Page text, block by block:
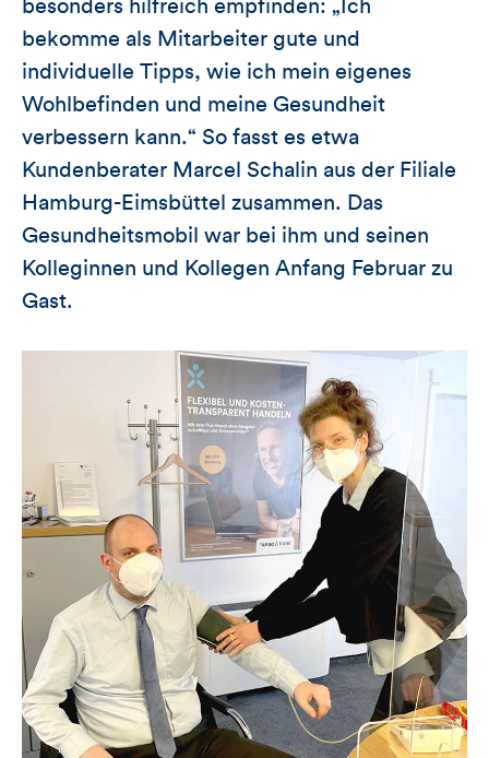
besonders hilfreich empfinden: „Ich
bekomme als Mitarbeiter gute und
individuelle Tipps, wie ich mein eigenes
Wohlbefinden und meine Gesundheit
verbessern kann.“ So fasst es etwa
Kundenberater Marcel Schalin aus der Filiale
Hamburg-Eimsbüttel zusammen. Das
Gesundheitsmobil war bei ihm und seinen
Kolleginnen und Kollegen Anfang Februar zu
Gast.